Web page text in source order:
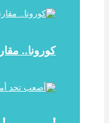
كورونا..